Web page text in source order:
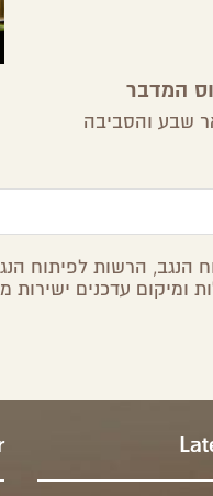
המדבר
שבע והסביבה
הרשות לפיתוח
ומיקום עדכנים